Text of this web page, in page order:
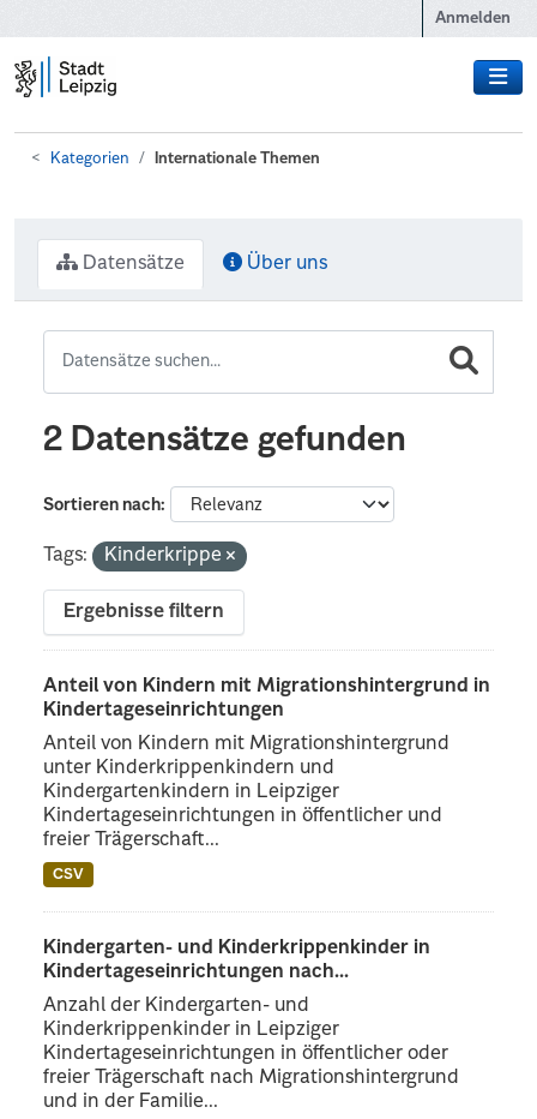
Anmelden
Kategorien Internationale Themen
Datensätze Über uns
2 Datensätze gefunden
Sortieren nach
Tags: Kinderkrippe
Ergebnisse filtern
Anteil von Kindern mit Migrationshintergrund in
Kindertageseinrichtungen
Anteil von Kindern mit Migrationshintergrund
unter Kinderkrippenkindern und
Kindergartenkindern in Leipziger
Kindertageseinrichtungen in öffentlicher und
freier Trägerschaft...
CSV
Kindergarten- und Kinderkrippenkinder in
Kindertageseinrichtungen nach...
Anzahl der Kindergarten- und
Kinderkrippenkinder in Leipziger
Kindertageseinrichtungen in öffentlicher oder
freier Trägerschaft nach Migrationshintergrund
und in der Familie...